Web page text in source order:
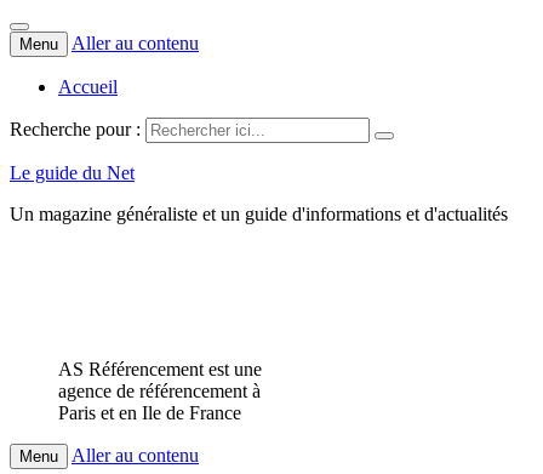
Menu Aller au contenu
Accueil
Recherche pour :
Le guide du Net
Un magazine généraliste et un guide d'informations et d'actualités
AS Référencement est une
agence de référencement à
Paris et en Ile de France
Menu Aller au contenu